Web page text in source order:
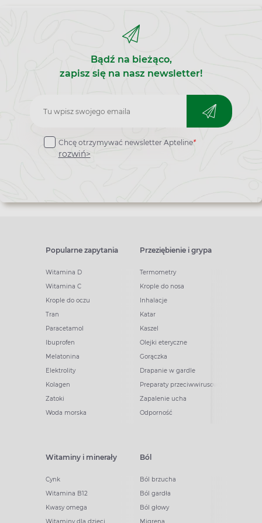
Bądź na bieżąco,
zapisz się na nasz newsletter!
Zapisz
do
newslettera
Chcę otrzymywać newsletter Apteline*
rozwiń>
Popularne zapytania
Witamina D
Witamina C
Krople do oczu
Tran
Paracetamol
Ibuprofen
Melatonina
Elektrolity
Kolagen
Zatoki
Woda morska
Przeziębienie i grypa
Termometry
Krople do nosa
Inhalacje
Katar
Kaszel
Olejki eteryczne
Gorączka
Drapanie w gardle
Preparaty przeciwwirusowe
Zapalenie ucha
Odporność
Witaminy i minerały
Cynk
Witamina B12
Kwasy omega
Ból
Ból brzucha
Ból gardła
Ból głowy